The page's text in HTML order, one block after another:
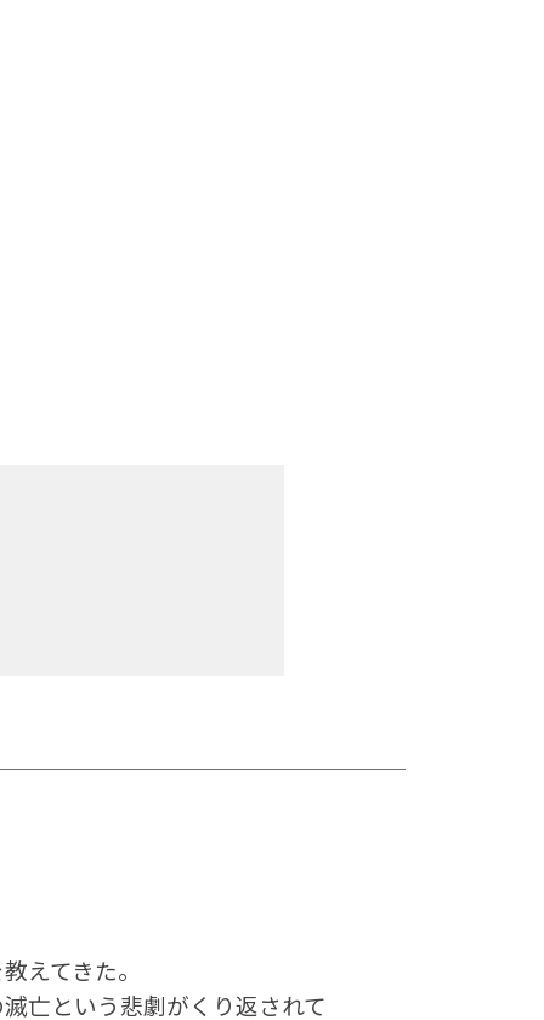
えてきた。
亡という悲劇がくり返されて